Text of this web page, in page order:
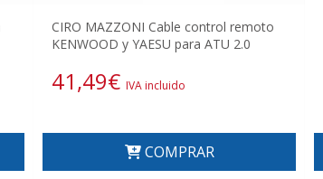
CIRO MAZZONI Cable control remoto
KENWOOD y YAESU para ATU 2.0
41,49€ IVA incluido
COMPRAR